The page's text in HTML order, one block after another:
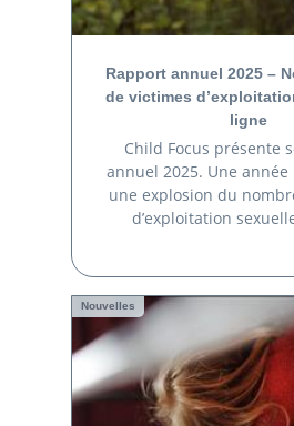
Rapport annuel 2025 –
de victimes
ligne
Child Focus présente
annuel 2025. Une
une explosion du
d’exploitation
Nouvelles